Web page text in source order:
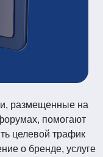
размещенные на
помогают
целевой трафик
о бренде, услуге